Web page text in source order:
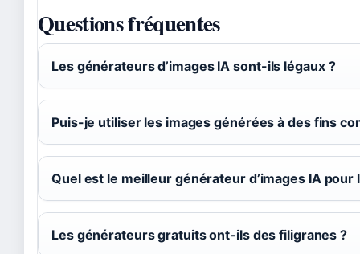
Questions fréquentes
Les générateurs d’images IA sont-ils légaux ?
Puis-je utiliser les images générées à des fins
Quel est le meilleur générateur d’images IA pour
Les générateurs gratuits ont-ils des filigranes ?